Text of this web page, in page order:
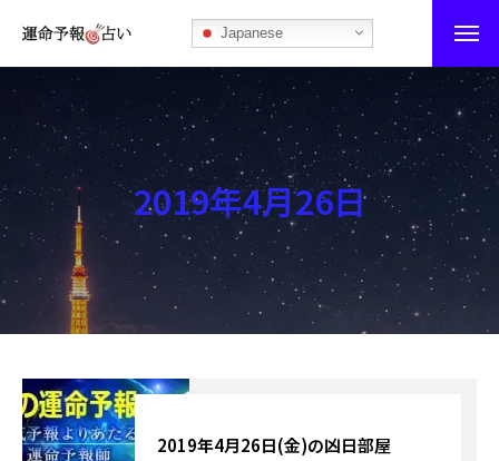
Japanese
運命予報占い
運命予報占いとは
あなたの所属部屋を探そう！
最恐の相性占い
秘伝公開！吉凶カレンダー
記事カテゴリー
ブログ
2019年4月26日
2019年4月26日(金)の凶日部屋